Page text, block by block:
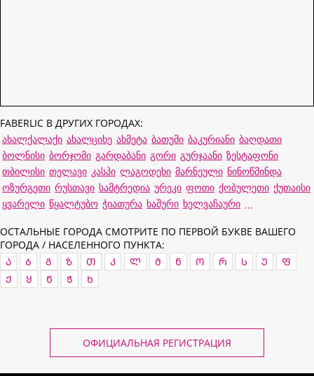
FABERLIC В ДРУГИХ ГОРОДАХ:
ახალქალაქი ახალციხე ახმეტა ბათუმი ბაკურიანი ბაღდათი
ბოლნისი ბორჯომი გარდაბანი გორი გურჯაანი ზესტაფონი
თბილისი თელავი კასპი ლაგოდეხი მარნეული ნინოწმინდა
ოზურგეთი რუსთავი სამტრედია ურეკი ფოთი ქობულეთი ქუთაისი
ყვარელი წყალტუბო ჭიათურა ხაშური ხელვაჩაური ...
ОСТАЛЬНЫЕ ГОРОДА СМОТРИТЕ ПО ПЕРВОЙ БУКВЕ ВАШЕГО
ГОРОДА / НАСЕЛЕННОГО ПУНКТА:
Ა
Ბ Გ Ზ Თ Კ Ლ Მ Ნ Ო Რ Ს Უ
Ფ
Ქ
Ყ Წ Ჭ Ხ
ОФИЦИАЛЬНАЯ РЕГИСТРАЦИЯ